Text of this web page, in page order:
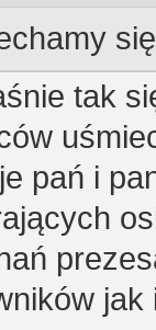
tak
pań i
jak